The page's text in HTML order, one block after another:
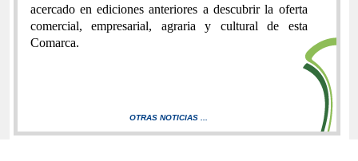
acercado en ediciones anteriores a descubrir la oferta
comercial, empresarial, agraria y cultural de esta
Comarca.
OTRAS NOTICIAS ...